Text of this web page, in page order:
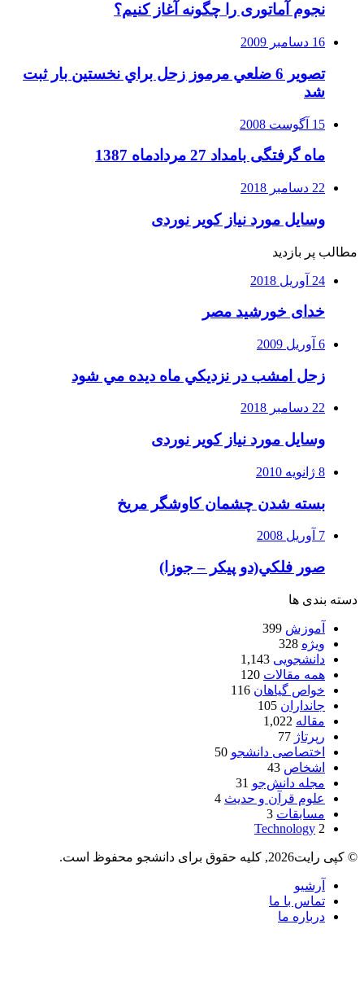
نجوم آماتوری را چگونه آغاز کنیم؟
16 دسامبر 2009
تصوير 6 ضلعي مرموز زحل براي نخستين بار ثبت
شد
15 آگوست 2008
ماه گرفتگی بامداد 27 مردادماه 1387
22 دسامبر 2018
وسایل مورد نیاز کویر نوردی
مطالب پر بازدید
24 آوریل 2018
خدای خورشید مصر
6 آوریل 2009
زحل امشب در نزديكي ماه ديده مي شود
22 دسامبر 2018
وسایل مورد نیاز کویر نوردی
8 ژانویه 2010
بسته شدن چشمان کاوشگر مريخ
7 آوریل 2008
صور فلكي(دو پیکر – جوزا)
دسته بندی ها
آموزش 399
ویژه 328
دانشجویی 1,143
همه مقالات 120
خواص گیاهان 116
جانداران 105
مقاله 1,022
رپرتاژ 77
اختصاصی دانشجو 50
اشخاص 43
مجله دانش‌جو 31
علوم قرآن و حدیث 4
مسابقات 3
Technology 2
© کپی رایت2026, کلیه حقوق برای دانشجو محفوظ است.
آرشیو
تماس با ما
درباره ما